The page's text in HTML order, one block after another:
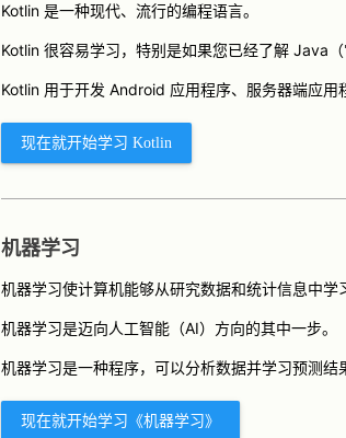
Kotlin 是一种现代、流行的编程语言。
Kotlin 很容易学习，特别是如果您已经了解 Java（
Kotlin 用于开发 Android 应用程序、服务器端应用
现在就开始学习 Kotlin
机器学习
机器学习使计算机能够从研究数据和统计信息中学
机器学习是迈向人工智能（AI）方向的其中一步。
机器学习是一种程序，可以分析数据并学习预测结
现在就开始学习《机器学习》